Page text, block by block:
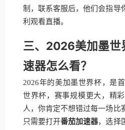
制，联系客服后，他们会指导
利观看直播。
三、2026美加墨世
速器怎么看？
2026年的美加墨世界杯，是
世界杯，赛事规模更大，精
人，你肯定不想错过每一场比
只需要打开番茄加速器，选择